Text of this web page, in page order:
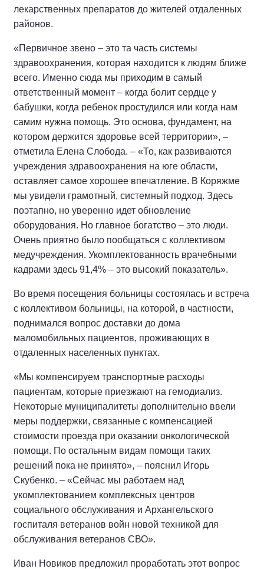
лекарственных препаратов до жителей отдаленных
районов.
«Первичное звено – это та часть системы
здравоохранения, которая находится к людям ближе
всего. Именно сюда мы приходим в самый
ответственный момент – когда болит сердце у
бабушки, когда ребенок простудился или когда нам
самим нужна помощь. Это основа, фундамент, на
котором держится здоровье всей территории», –
отметила Елена Слобода. – «То, как развиваются
учреждения здравоохранения на юге области,
оставляет самое хорошее впечатление. В Коряжме
мы увидели грамотный, системный подход. Здесь
поэтапно, но уверенно идет обновление
оборудования. Но главное богатство – это люди.
Очень приятно было пообщаться с коллективом
медучреждения. Укомплектованность врачебными
кадрами здесь 91,4% – это высокий показатель».
Во время посещения больницы состоялась и встреча
с коллективом больницы, на которой, в частности,
поднимался вопрос доставки до дома
маломобильных пациентов, проживающих в
отдаленных населенных пунктах.
«Мы компенсируем транспортные расходы
пациентам, которые приезжают на гемодиализ.
Некоторые муниципалитеты дополнительно ввели
меры поддержки, связанные с компенсацией
стоимости проезда при оказании онкологической
помощи. По остальным видам помощи таких
решений пока не принято», – пояснил Игорь
Скубенко. – «Сейчас мы работаем над
укомплектованием комплексных центров
социального обслуживания и Архангельского
госпиталя ветеранов войн новой техникой для
обслуживания ветеранов СВО».
Иван Новиков предложил проработать этот вопрос